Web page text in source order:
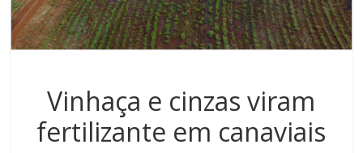
Vinhaça e cinzas viram
fertilizante em canaviais